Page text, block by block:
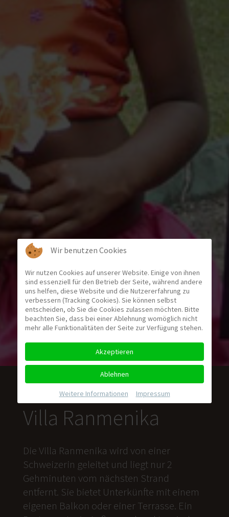
Villa Ranmenika
Die Villa Ranmenika wird von einer
Schweizerin geleitet und liegt nur 2
Gehminuten vom nächsten Strand
entfernt. Sie bietet Unterkünfte mit einem
eigenen Balkon oder einer Terrasse. Ein
Wir benutzen Cookies
Wir nutzen Cookies auf unserer Website. Einige von ihnen
sind essenziell für den Betrieb der Seite, während andere
uns helfen, diese Website und die Nutzererfahrung zu
verbessern (Tracking Cookies). Sie können selbst
entscheiden, ob Sie die Cookies zulassen möchten. Bitte
beachten Sie, dass bei einer Ablehnung womöglich nicht
mehr alle Funktionalitäten der Seite zur Verfügung stehen.
Akzeptieren
Ablehnen
Weitere Informationen Impressum